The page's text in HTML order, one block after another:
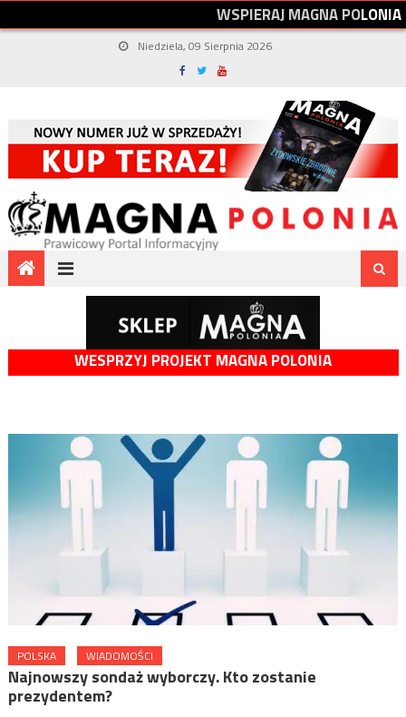
WSPIERAJMAGNAPOLONIA
Niedziela, 09 Sierpnia 2026
WESPRZYJ PROJEKT MAGNA POLONIA
POLSKA WIADOMOŚCI
Najnowszy sondaż wyborczy. Kto zostanie
prezydentem?